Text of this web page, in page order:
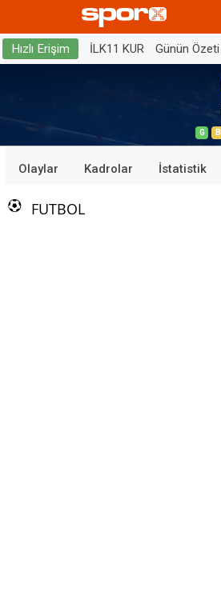
Hızlı Erişim İLK11 KUR Günün Özeti
G B
Olaylar Kadrolar İstatistik
FUTBOL